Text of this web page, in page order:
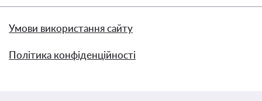
Умови використання сайту
Політика конфіденційності